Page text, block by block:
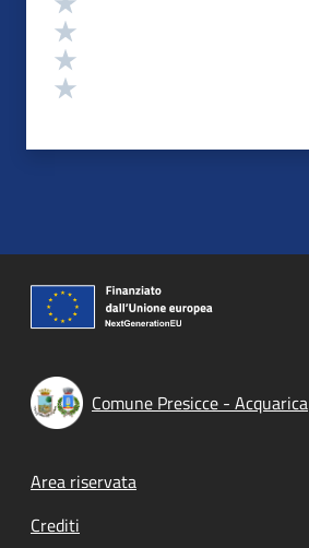
Comune Presicce - Acquarica
Footer menu
Area riservata
Crediti